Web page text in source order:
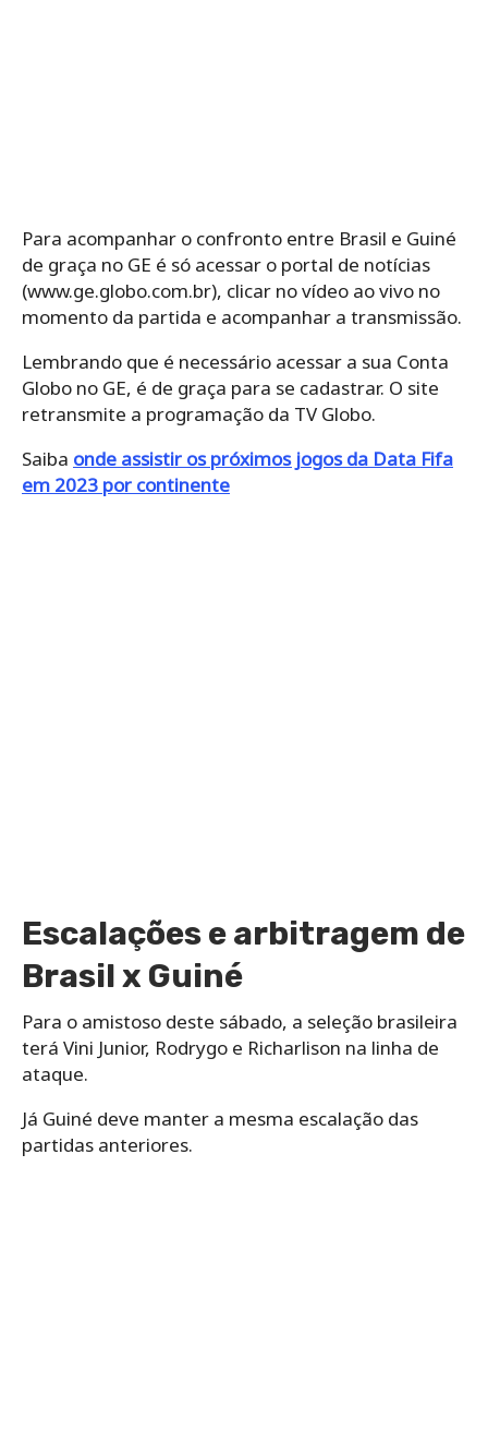
Para acompanhar o confronto entre Brasil e Guiné
de graça no GE é só acessar o portal de notícias
(www.ge.globo.com.br), clicar no vídeo ao vivo no
momento da partida e acompanhar a transmissão.
Lembrando que é necessário acessar a sua Conta
Globo no GE, é de graça para se cadastrar. O site
retransmite a programação da TV Globo.
Saiba onde assistir os próximos jogos da Data Fifa
em 2023 por continente
Escalações e arbitragem de
Brasil x Guiné
Para o amistoso deste sábado, a seleção brasileira
terá Vini Junior, Rodrygo e Richarlison na linha de
ataque.
Já Guiné deve manter a mesma escalação das
partidas anteriores.